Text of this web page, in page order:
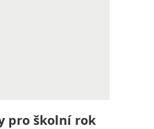
pro školní rok